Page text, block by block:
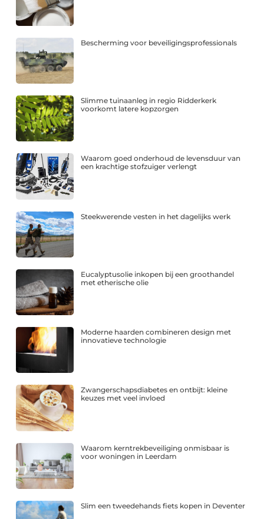
Bescherming voor beveiligingsprofessionals
Slimme tuinaanleg in regio Ridderkerk
voorkomt latere kopzorgen
Waarom goed onderhoud de levensduur van
een krachtige stofzuiger verlengt
Steekwerende vesten in het dagelijks werk
Eucalyptusolie inkopen bij een groothandel
met etherische olie
Moderne haarden combineren design met
innovatieve technologie
Zwangerschapsdiabetes en ontbijt: kleine
keuzes met veel invloed
Waarom kerntrekbeveiliging onmisbaar is
voor woningen in Leerdam
Slim een tweedehands fiets kopen in Deventer